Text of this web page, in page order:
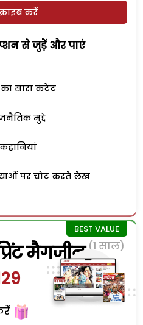
करें
से जुड़ेें और पाएं
सारा कंटेंट
मुद्दे
पर चोट करते लेख
मैगजीन (1 साल)